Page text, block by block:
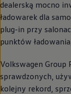
dealerską mocno
ładowarek dla
plug-in przy
punktów
Volkswagen Group
sprawdzonych,
kolejny rekord,